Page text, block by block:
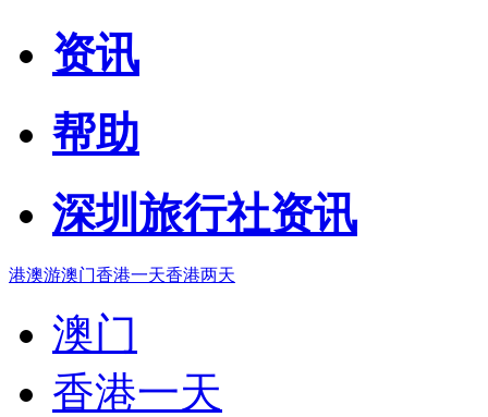
资讯
帮助
深圳旅行社资讯
港澳游澳门香港一天香港两天
澳门
香港一天